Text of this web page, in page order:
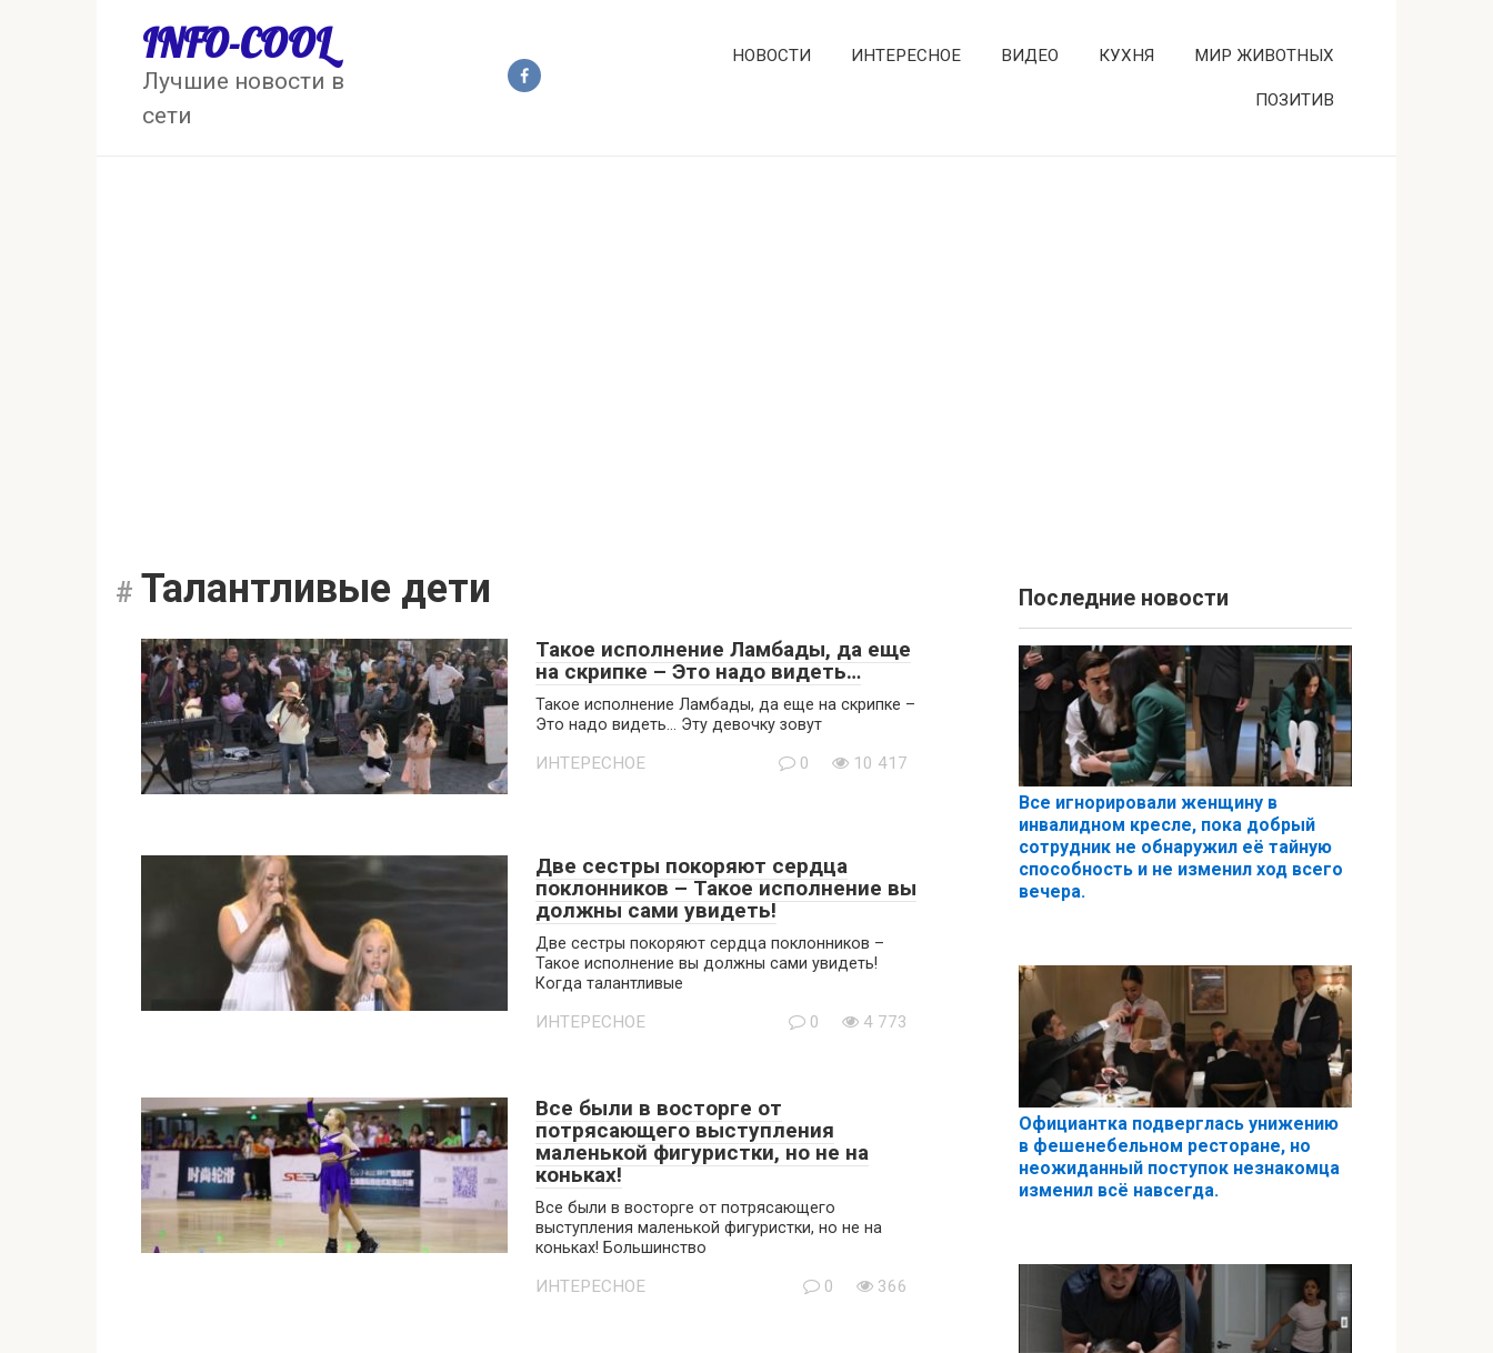
INFO-COOL
Лучшие новости в
сети
НОВОСТИ ИНТЕРЕСНОЕ ВИДЕО КУХНЯ МИР ЖИВОТНЫХ
ПОЗИТИВ
Талантливые дети
Такое исполнение Ламбады, да еще
на скрипке – Это надо видеть…
Такое исполнение Ламбады, да еще на скрипке –
Это надо видеть… Эту девочку зовут
ИНТЕРЕСНОЕ 0 10 417
Две сестры покоряют сердца
поклонников – Такое исполнение вы
должны сами увидеть!
Две сестры покоряют сердца поклонников –
Такое исполнение вы должны сами увидеть!
Когда талантливые
ИНТЕРЕСНОЕ 0 4 773
Все были в восторге от
потрясающего выступления
маленькой фигуристки, но не на
коньках!
Все были в восторге от потрясающего
выступления маленькой фигуристки, но не на
коньках! Большинство
ИНТЕРЕСНОЕ 0 366
Последние новости
Все игнорировали женщину в
инвалидном кресле, пока добрый
сотрудник не обнаружил её тайную
способность и не изменил ход всего
вечера.
Официантка подверглась унижению
в фешенебельном ресторане, но
неожиданный поступок незнакомца
изменил всё навсегда.